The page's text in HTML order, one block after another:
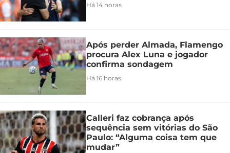
Há 14 horas
Após perder Almada, Flamengo
procura Alex Luna e jogador
confirma sondagem
Há 16 horas
Calleri faz cobrança após
sequência sem vitórias do São
Paulo: “Alguma coisa tem que
mudar”